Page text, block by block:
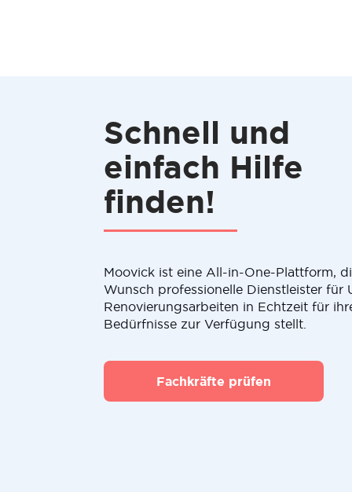
Schnell und
einfach Hilfe
finden!
Moovick ist eine All-in-One-Plattform,
Wunsch professionelle Dienstleister für
Renovierungsarbeiten in Echtzeit für
Bedürfnisse zur Verfügung stellt.
Fachkräfte prüfen